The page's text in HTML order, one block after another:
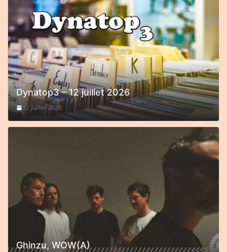
Dynatop3 – 12 juillet 2026
12 juillet 2026
Ghinzu, WOW(A)